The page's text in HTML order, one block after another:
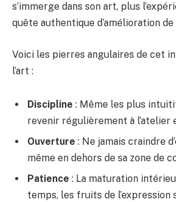
s’immerge dans son art, plus
quête authentique d’amélioration de
Voici les pierres angulaires de cet
l’art :
Discipline : Même les plus
revenir régulièrement à l’atelier
Ouverture : Ne jamais craindre
même en dehors de sa zone de
Patience : La maturation
temps, les fruits de l’expression